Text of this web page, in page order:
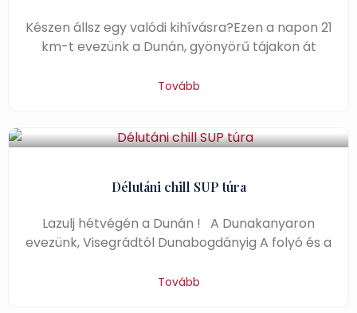
Készen állsz egy valódi kihívásra?Ezen a napon 21
km-t evezünk a Dunán, gyönyörű tájakon át
Tovább
Délutáni chill SUP túra
Lazulj hétvégén a Dunán ! A Dunakanyaron
evezünk, Visegrádtól Dunabogdányig A folyó és a
Tovább